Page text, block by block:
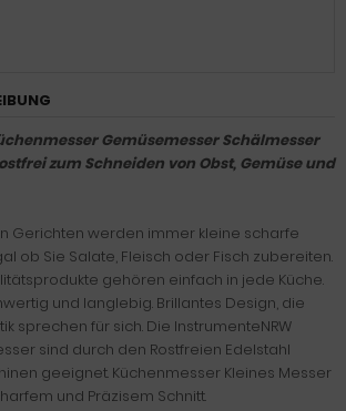
Gemüsemesser Schälmesser
zum Schneiden von Obst, Gemüse und
Gerichten werden immer kleine scharfe
ob Sie Salate, Fleisch oder Fisch zubereiten.
gehören einfach in jede Küche.
und langlebig. Brillantes Design, die
sprechen für sich. Die InstrumenteNRW
sind durch den Rostfreien Edelstahl
geeignet. Küchenmesser Kleines Messer
und Präzisem Schnitt.